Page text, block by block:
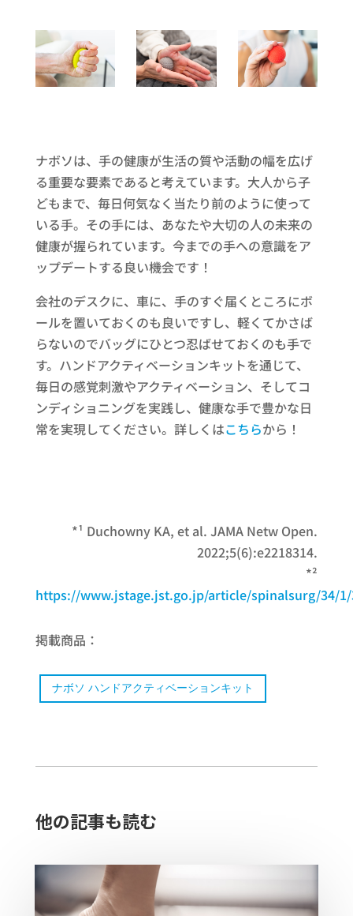
ナボソは、手の健康が生活の質や活動の幅を広げ
る重要な要素であると考えています。大人から子
どもまで、毎日何気なく当たり前のように使って
いる手。その手には、あなたや大切の人の未来の
健康が握られています。今までの手への意識をア
ップデートする良い機会です！
会社のデスクに、車に、手のすぐ届くところにボ
ールを置いておくのも良いですし、軽くてかさば
らないのでバッグにひとつ忍ばせておくのも手で
す。ハンドアクティベーションキットを通じて、
毎日の感覚刺激やアクティベーション、そしてコ
ンディショニングを実践し、健康な手で豊かな日
常を実現してください。詳しくはこちらから！
*¹ Duchowny KA, et al. JAMA Netw Open.
2022;5(6):e2218314.
*²
https://www.jstage.jst.go.jp/article/spinalsurg/34/
掲載商品：
ナボソ ハンドアクティベーションキット
他の記事も読む​